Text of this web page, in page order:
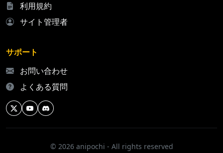
利用規約
サイト管理者
サポート
お問い合わせ
よくある質問
© 2026 anipochi - All rights reserved